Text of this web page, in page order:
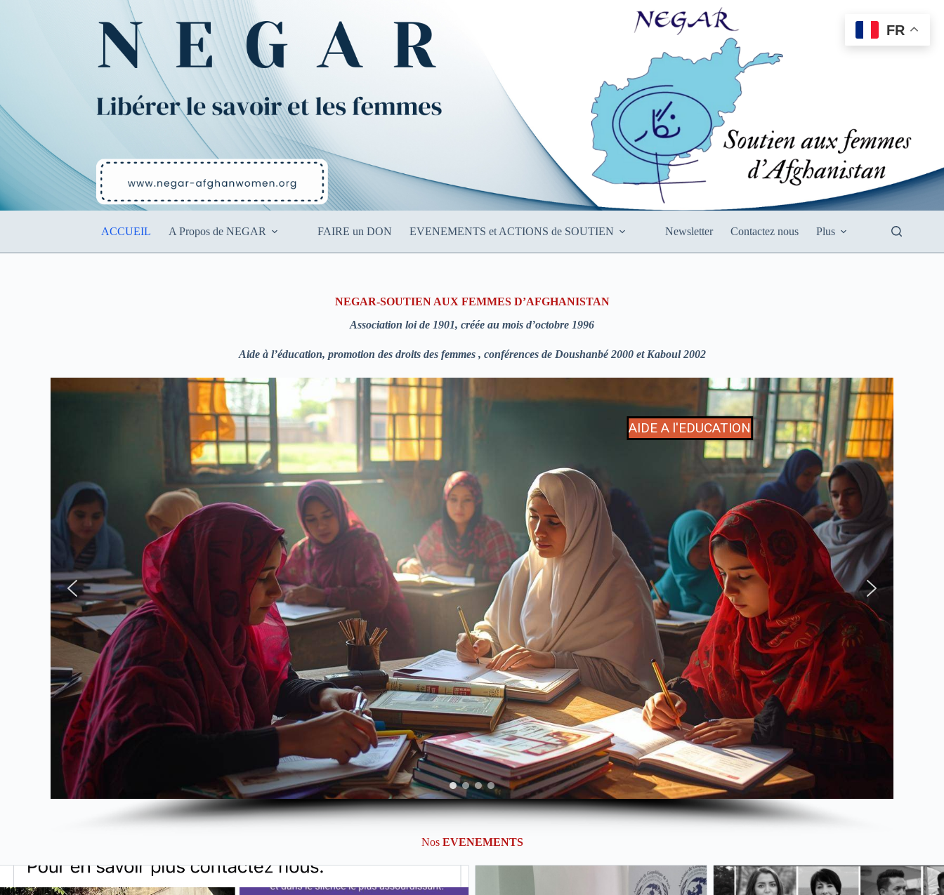
ACCUEIL A Propos de NEGAR FAIRE un DON EVENEMENTS et ACTIONS de SOUTIEN Newsletter Contactez nous Plus
NEGAR-SOUTIEN AUX FEMMES D’AFGHANISTAN
Association loi de 1901, créée au mois d’octobre 1996
Aide à l’éducation, promotion des droits des femmes , conférences de Doushanbé 2000 et Kaboul 2002
AIDE A l'EDUCATION
Nos EVENEMENTS
FR